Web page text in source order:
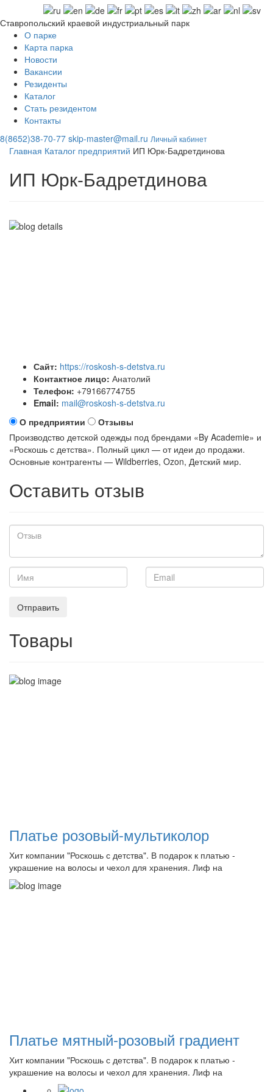
Ставропольский краевой индустриальный парк
О парке
Карта парка
Новости
Вакансии
Резиденты
Каталог
Стать резидентом
Контакты
8(8652)38-70-77 skip-master@mail.ru Личный кабинет
Главная Каталог предприятий ИП Юрк-Бадретдинова
ИП Юрк-Бадретдинова
Сайт: https://roskosh-s-detstva.ru
Контактное лицо: Анатолий
Телефон: +79166774755
Email: mail@roskosh-s-detstva.ru
О предприятии
Отзывы
Производство детской одежды под брендами «By Academie» и
«Роскошь с детства». Полный цикл — от идеи до продажи.
Основные контрагенты — Wildberries, Ozon, Детский мир.
Оставить отзыв
Отправить
Товары
Платье розовый-мультиколор
Хит компании "Роскошь с детства". В подарок к платью -
украшение на волосы и чехол для хранения. Лиф на
Платье мятный-розовый градиент
Хит компании "Роскошь с детства". В подарок к платью -
украшение на волосы и чехол для хранения. Лиф на